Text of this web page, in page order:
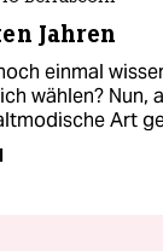
Jahren
einmal
wählen? Nun,
Art